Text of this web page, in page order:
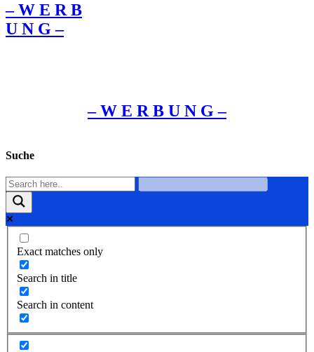
– W Ε R Β
U Ν G –
– W Ε R Β U Ν G –
Suche
Exact matches only
Search in title
Search in content